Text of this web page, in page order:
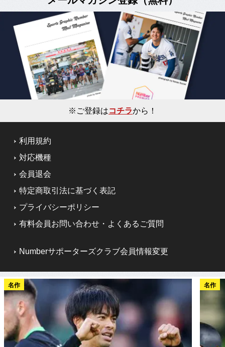
※ご登録はコチラから！
利用規約
対応機種
会員退会
特定商取引法に基づく表記
プライバシーポリシー
有料会員お問い合わせ・よくあるご質問
Numberサポーターズクラブ会員情報変更
名作 名作